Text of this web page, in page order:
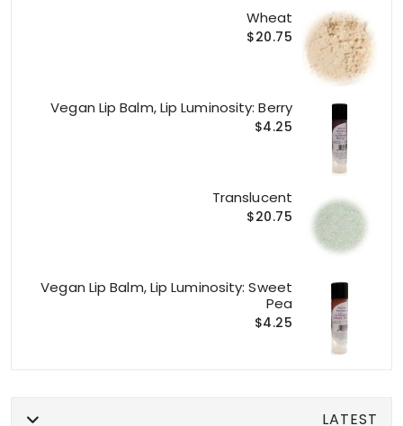
Wheat
$20.75
Vegan Lip Balm, Lip Luminosity: Berry
$4.25
Translucent
$20.75
Vegan Lip Balm, Lip Luminosity: Sweet
Pea
$4.25
LATEST